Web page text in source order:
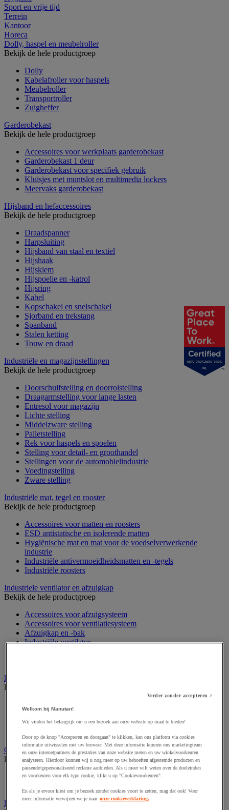
Sport en vrije tijd
Terrein
Kantoor
Horeca
Dolly, haspel en meubelroller
Bekijk de hele productgroep
Dolly
Kabelafroller voor haspels
Meubelroller
Transportroller
Zuigheffer
Garderobekast
Bekijk de hele productgroep
Accessoires voor werkplaats garderobekast
Garderobekast 1 deur
Garderobekast voor specifiek gebruik
Kluisjes met muntslot en multimedia lockers
Meervaks garderobekast
Hijsband en hefaccessoires
Bekijk de hele productgroep
Draadspanner
Harpsluiting
Hijsband van staal en textiel
Hijshaak
Hijsklem
Hijspoelie en -katrol
Hijsring
Kabel
Kopschakel en snelschakel
Sjorband en trekstang
Spanband
Stalen ketting
Touw en draad
Industriële en magazijnstellingen
Bekijk de hele productgroep
Doorschuifstelling en doorrolstelling
Draagarmstelling voor lange lasten
Entresol voor magazijn
Lichte stelling
Middelzware stelling
Palletstelling
Rek voor haspels en spoelen
Stelling voor detail- en groothandel
Stellingen voor de automobielindustrie
Voedingstelling
Zware stelling
Industriële mat, tegel en rooster
Bekijk de hele productgroep
Accessoires voor matten en roosters
ESD antistatische en isolerende matten
Hygiënische mat en mat voor de voedselverwerkende
industrie
Industriële antivermoeidheidsmatten en -tegels
Industriële roosters
Industriele ventilator en afzuigkap
Bekijk de hele productgroep
Accessoires voor afzuigsysteem
Accessoires voor ventilatiesysteem
Afzuigkap en -bak
Industriële ventilator
Laboratoriummeubilair
Bekijk de hele productgroep
Laboratoriumkast
Laboratoriumladekast
Opstapkruk, trap en ladder
Bekijk de hele productgroep
Ladder
Palletwagen
NOV 2025-NOV 2026
NL
Verder zonder accepteren >
Welkom bij Manutan!
Wij vinden het belangrijk om u een bezoek aan onze website op maat te bieden!
Door op de knop "Accepteren en doorgaan" te klikken, kan ons platform via cookies
informatie uitwisselen met uw browser. Met deze informatie kunnen ons marketingteam
en onze internetpartners de prestaties van onze website meten en uw winkelvoorkeuren
analyseren. Hierdoor kunnen wij u nog meer op uw behoeften afgestemde producten en
passende/gepersonaliseerd reclame aanbieden. Als u meer wilt weten over de doeleinden
en voorkeuren voor elk type cookie, klikt u op "Cookievoorkeuren".
En als je ervoor kiest om je bezoek zonder cookies voort te zetten, mag dat ook! Voor
meer informatie verwijzen we je naar onze cookieverklaring.